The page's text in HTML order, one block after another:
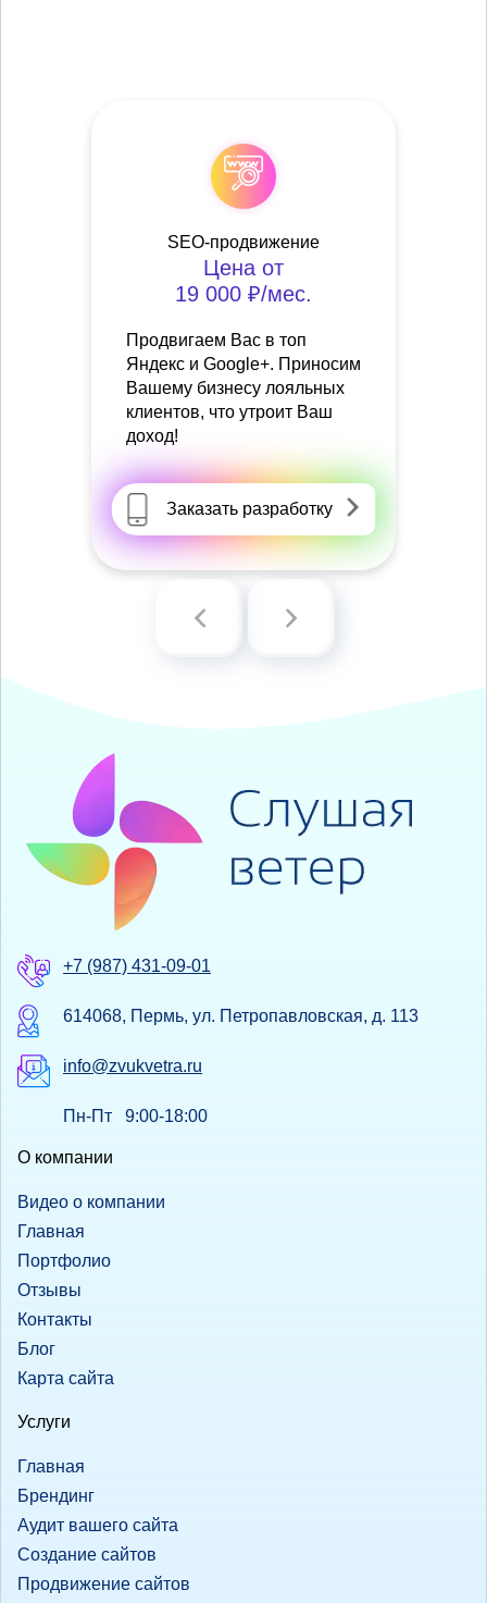
SEO-продвижение
Цена от
19 000 ₽/мес.
Продвигаем Вас в топ
Яндекс и Google+. Приносим
Вашему бизнесу лояльных
клиентов, что утроит Ваш
доход!
Заказать разработку
+7 (987) 431-09-01
614068, Пермь, ул. Петропавловская, д. 113
info@zvukvetra.ru
Пн-Пт 9:00-18:00
О компании
Видео о компании
Главная
Портфолио
Отзывы
Контакты
Блог
Карта сайта
Услуги
Главная
Брендинг
Аудит вашего сайта
Создание сайтов
Продвижение сайтов